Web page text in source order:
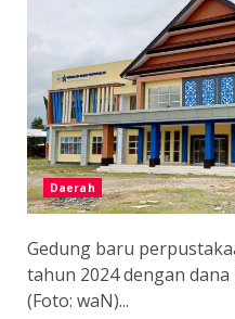
Daerah
Gedung baru
tahun 2024 dengan dana
(Foto: waN)...